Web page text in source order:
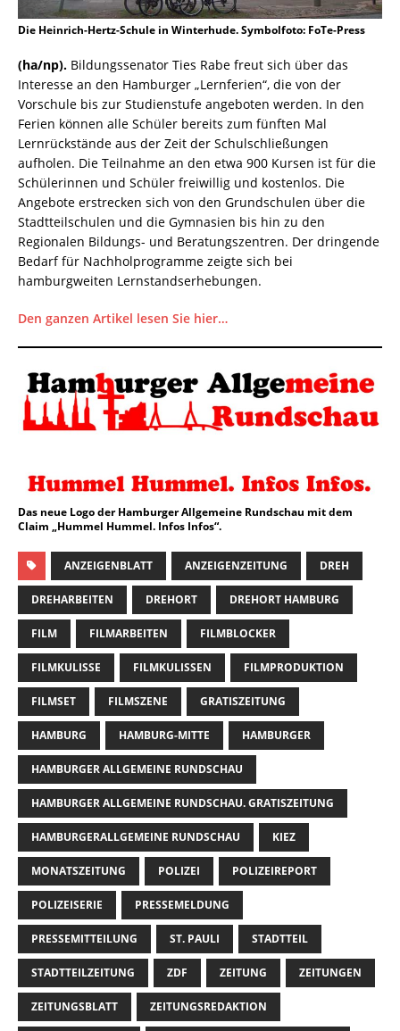
Die Heinrich-Hertz-Schule in Winterhude. Symbolfoto: FoTe-Press
(ha/np). Bildungssenator Ties Rabe freut sich über das
Interesse an den Hamburger „Lernferien“, die von der
Vorschule bis zur Studienstufe angeboten werden. In den
Ferien können alle Schüler bereits zum fünften Mal
Lernrückstände aus der Zeit der Schulschließungen
aufholen. Die Teilnahme an den etwa 900 Kursen ist für die
Schülerinnen und Schüler freiwillig und kostenlos. Die
Angebote erstrecken sich von den Grundschulen über die
Stadtteilschulen und die Gymnasien bis hin zu den
Regionalen Bildungs- und Beratungszentren. Der dringende
Bedarf für Nachholprogramme zeigte sich bei
hamburgweiten Lernstandserhebungen.
Den ganzen Artikel lesen Sie hier…
Das neue Logo der Hamburger Allgemeine Rundschau mit dem
Claim „Hummel Hummel. Infos Infos“.
ANZEIGENBLATT ANZEIGENZEITUNG DREH
DREHARBEITEN DREHORT DREHORT HAMBURG
FILM FILMARBEITEN FILMBLOCKER
FILMKULISSE FILMKULISSEN FILMPRODUKTION
FILMSET FILMSZENE GRATISZEITUNG
HAMBURG HAMBURG-MITTE HAMBURGER
HAMBURGER ALLGEMEINE RUNDSCHAU
HAMBURGER ALLGEMEINE RUNDSCHAU. GRATISZEITUNG
HAMBURGERALLGEMEINE RUNDSCHAU KIEZ
MONATSZEITUNG POLIZEI POLIZEIREPORT
POLIZEISERIE PRESSEMELDUNG
PRESSEMITTEILUNG ST. PAULI STADTTEIL
STADTTEILZEITUNG ZDF ZEITUNG ZEITUNGEN
ZEITUNGSBLATT ZEITUNGSREDAKTION